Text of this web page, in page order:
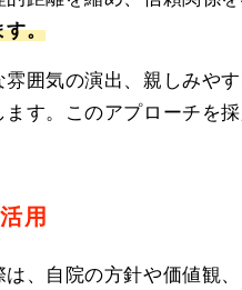
す。
囲気の演出、親しみや
す。このアプローチを
用
、自院の方針や価値観